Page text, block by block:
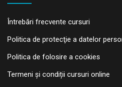
Întrebări frecvente cursuri
Politica de protecţie a datelor
Politica de folosire a cookies
Termeni și condiții cursuri online